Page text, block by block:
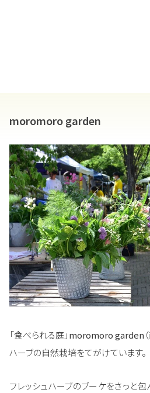
moromoro garden
「食べられる庭」moromoro garden
ハーブの自然栽培をてがけています。
フレッシュハーブのブーケをさっと